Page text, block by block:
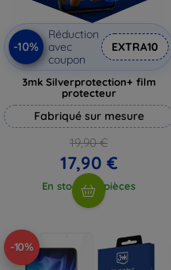
-10%
Réduction
avec
coupon
EXTRA10
3mk Silverprotection+ film
protecteur
Fabriqué sur mesure
19,90 €
17,90 €
En stock > 5 pièces
-10%